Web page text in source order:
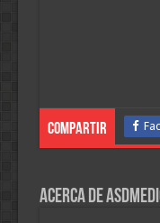
Compartir
Acerca de